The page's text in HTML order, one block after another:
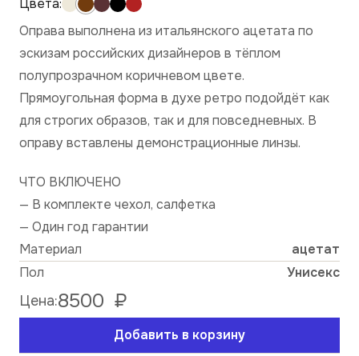
Оправа выполнена из итальянского ацетата по
эскизам российских дизайнеров в тёплом
полупрозрачном коричневом цвете.
Прямоугольная форма в духе ретро подойдёт как
для строгих образов, так и для повседневных. В
оправу вставлены демонстрационные линзы.
ЧТО ВКЛЮЧЕНО
— В комплекте чехол, салфетка
— Один год гарантии
Материал
ацетат
Пол
Унисекс
Цена:8500 ₽
Добавить в корзину